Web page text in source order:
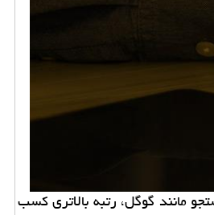
مانند گوگل، رتبه بالاتری کسب